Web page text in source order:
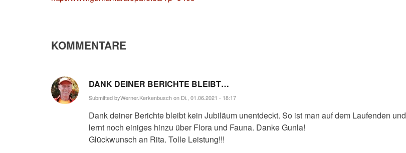
KOMMENTARE
DANK DEINER BERICHTE BLEIBT…
Submitted byWerner.Kerkenbuschon Di., 01.06.2021 - 18:17
Dank deiner Berichte bleibt kein Jubiläum unentdeckt. So ist man auf dem Laufenden und
lernt noch einiges hinzu über Flora und Fauna. Danke Gunla!
Glückwunsch an Rita. Tolle Leistung!!!